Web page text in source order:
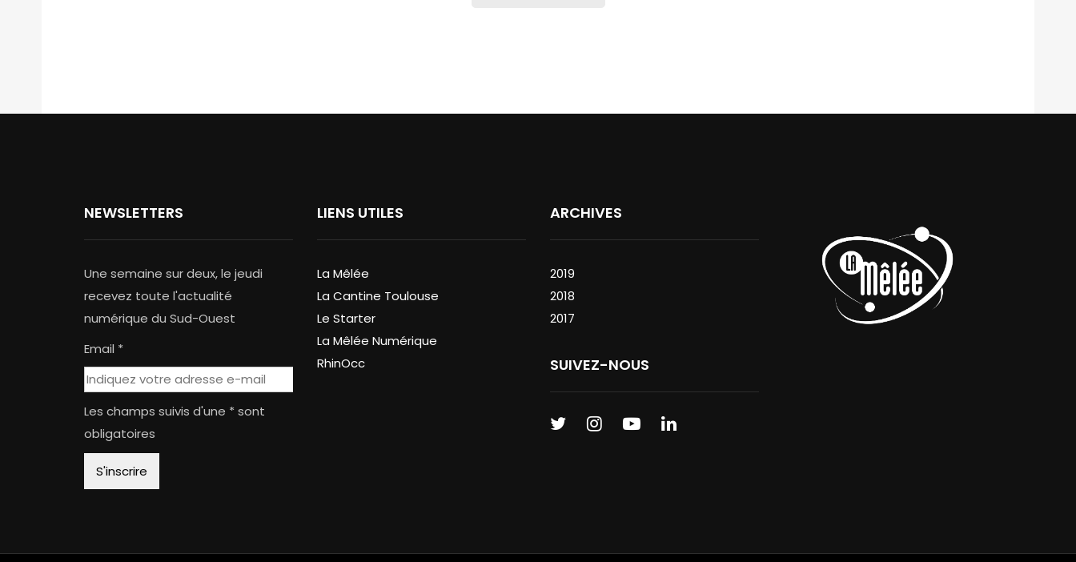
NEWSLETTERS
Une semaine sur deux, le jeudi
recevez toute l'actualité
numérique du Sud-Ouest
Email *
Les champs suivis d'une * sont
obligatoires
LIENS UTILES
La Mêlée
La Cantine Toulouse
Le Starter
La Mêlée Numérique
RhinOcc
ARCHIVES
2019
2018
2017
SUIVEZ-NOUS